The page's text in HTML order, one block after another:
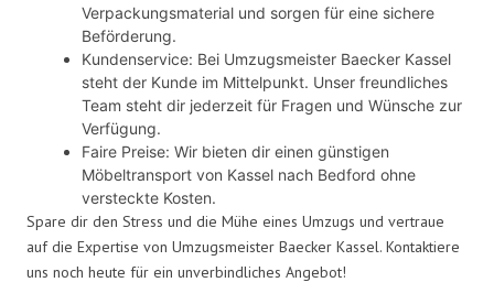
Verpackungsmaterial und sorgen für eine sichere
Beförderung.
Kundenservice: Bei Umzugsmeister Baecker Kassel
steht der Kunde im Mittelpunkt. Unser freundliches
Team steht dir jederzeit für Fragen und Wünsche zur
Verfügung.
Faire Preise: Wir bieten dir einen günstigen
Möbeltransport von Kassel nach Bedford ohne
versteckte Kosten.
Spare dir den Stress und die Mühe eines Umzugs und vertraue
auf die Expertise von Umzugsmeister Baecker Kassel. Kontaktiere
uns noch heute für ein unverbindliches Angebot!